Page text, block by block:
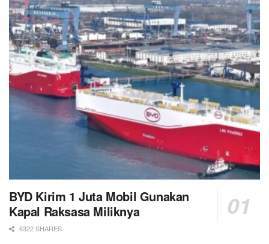
BYD Kirim 1 Juta Mobil Gunakan
Kapal Raksasa Miliknya
6322 SHARES